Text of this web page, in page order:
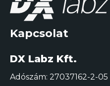
Kapcsolat
DX Labz Kft.
Adószám: 27037162-2-05